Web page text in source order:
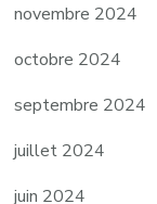
novembre 2024
octobre 2024
septembre 2024
juillet 2024
juin 2024